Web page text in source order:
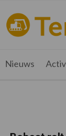
de
hoofdnavigatie
de
hoofd
inhoud
de
eerste
sidebar
de
voettekst
terramag.be
Alles
over
en
Nieuws